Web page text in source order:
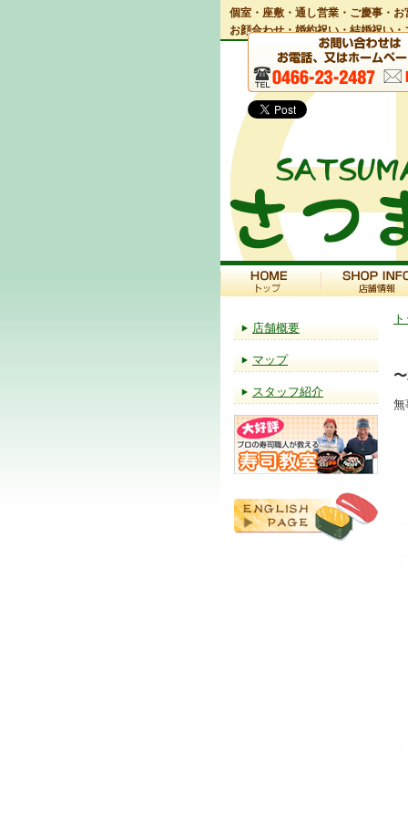
個室・座敷・通し営業・ご慶事・
お顔合わせ・婚約祝い・結婚祝い
店舗概要
マップ
スタッフ紹介
無